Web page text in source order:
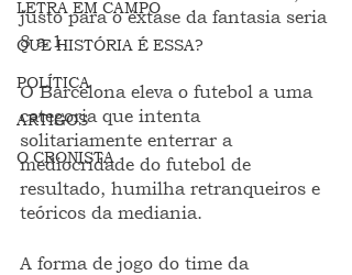
LETRA EM CAMPO
QUE HISTÓRIA É ESSA?
POLÍTICA
ARTIGOS
O CRONISTA
justo para o êxtase da fantasia seria
8 a 1.
O Barcelona eleva o futebol a uma
categoria que intenta
solitariamente enterrar a
mediocridade do futebol de
resultado, humilha retranqueiros e
teóricos da mediania.
A forma de jogo do time da